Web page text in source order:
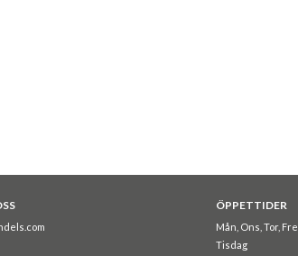
ÖPPETTIDER
Mån, Ons, Tor, Fre
Tisdag